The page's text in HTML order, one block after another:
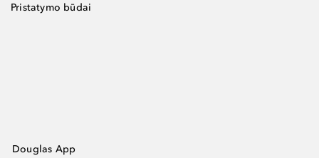
Pristatymo būdai
Douglas App